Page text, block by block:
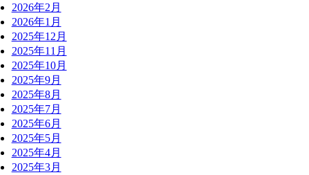
2026年2月
2026年1月
2025年12月
2025年11月
2025年10月
2025年9月
2025年8月
2025年7月
2025年6月
2025年5月
2025年4月
2025年3月